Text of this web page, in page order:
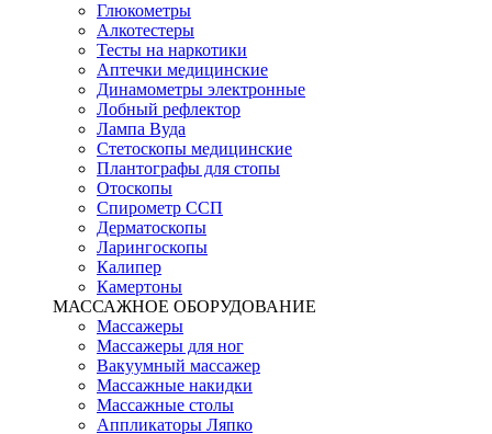
Глюкометры
Алкотестеры
Тесты на наркотики
Аптечки медицинские
Динамометры электронные
Лобный рефлектор
Лампа Вуда
Стетоскопы медицинские
Плантографы для стопы
Отоскопы
Спирометр ССП
Дерматоскопы
Ларингоскопы
Калипер
Камертоны
МАССАЖНОЕ ОБОРУДОВАНИЕ
Массажеры
Массажеры для ног
Вакуумный массажер
Массажные накидки
Массажные столы
Аппликаторы Ляпко